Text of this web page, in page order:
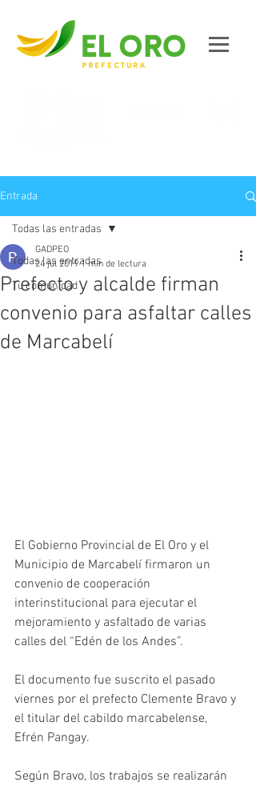
Entrada
Todas las entradas
Tu comunidad
Todas las entradas
Prefecto y alcalde firman
convenio para asfaltar calles
de Marcabelí
GADPEO
24 jul 2019 1 min de lectura
El Gobierno Provincial de El Oro y el
Municipio de Marcabelí firmaron un
convenio de cooperación
interinstitucional para ejecutar el
mejoramiento y asfaltado de varias
calles del “Edén de los Andes”.
El documento fue suscrito el pasado
viernes por el prefecto Clemente Bravo y
el titular del cabildo marcabelense,
Efrén Pangay.
Según Bravo, los trabajos se realizarán